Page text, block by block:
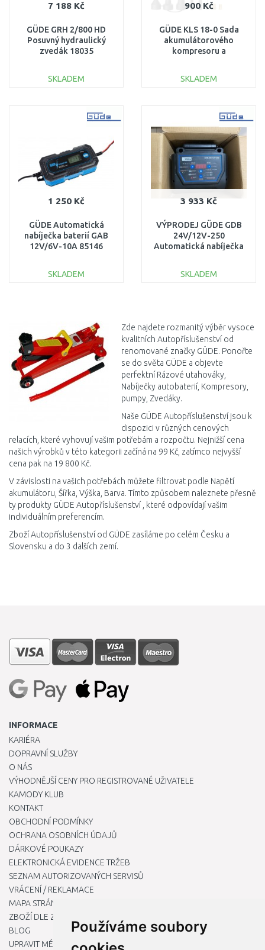
Používáme soubory
7 188 Kč
GÜDE GRH 2/800 HD
Posuvný hydraulický
zvedák 18035
SKLADEM
900 Kč
GÜDE KLS 18-0 Sada
akumulátorového
kompresoru a
SKLADEM
Porovnat
1 250 Kč
GÜDE Automatická
nabíječka baterií GAB
12V/6V-10A 85146
SKLADEM
3 933 Kč
VÝPRODEJ GÜDE GDB
24V/12V-250
Automatická nabíječka
SKLADEM
Zde najdete rozmanitý výběr vysoce
kvalitních Autopříslušenství od
renomované značky GÜDE. Ponořte
se do světa GÜDE a objevte
perfektní Rázové utahováky,
Nabíječky autobaterií, Kompresory,
pumpy, Zvedáky.
Naše GÜDE Autopříslušenství jsou k
dispozici v různých cenových
relacích, které vyhovují vašim potřebám a rozpočtu. Nejnižší cena
našich výrobků v této kategorii začíná na 99 Kč, zatímco nejvyšší
cena pak na 19 800 Kč.
V závislosti na vašich potřebách můžete filtrovat podle Napětí
akumulátoru, Šířka, Výška, Barva. Tímto způsobem naleznete přesně
ty produkty GÜDE Autopříslušenství , které odpovídají vašim
individuálním preferencím.
Zboží Autopříslušenství od GÜDE zasíláme po celém Česku a
Slovensku a do 3 dalších zemí.
INFORMACE
KARIÉRA
DOPRAVNÍ SLUŽBY
O NÁS
VÝHODNĚJŠÍ CENY PRO REGISTROVANÉ UŽIVATELE
KAMODY KLUB
KONTAKT
OBCHODNÍ PODMÍNKY
OCHRANA OSOBNÍCH ÚDAJŮ
DÁRKOVÉ POUKAZY
ELEKTRONICKÁ EVIDENCE TRŽEB
SEZNAM AUTORIZOVANÝCH SERVISŮ
VRÁCENÍ / REKLAMACE
MAPA STRÁNKY
ZBOŽÍ DLE ZNAČEK
BLOG
UPRAVIT MÉ PŘEDVOLBY COOKIES